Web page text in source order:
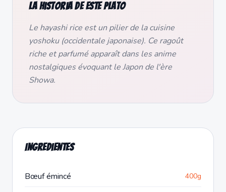
La historia de este plato
Le hayashi rice est un pilier de la cuisine
yoshoku (occidentale japonaise). Ce ragoût
riche et parfumé apparaît dans les anime
nostalgiques évoquant le Japon de l'ère
Showa.
Ingredientes
Bœuf émincé 400g